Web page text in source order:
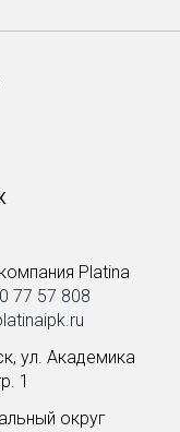
Platina
77 57 808
ул. Академика
1
округ